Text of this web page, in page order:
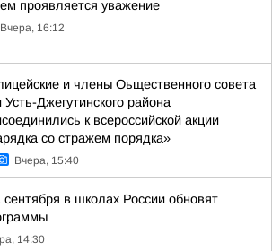
проявляется уважение
Вчера, 16:12
и члены Оьщественного совета
Усть-Джегутинского района
к всероссийской акции
со стражем порядка»
Вчера, 15:40
в школах России обновят
14:30